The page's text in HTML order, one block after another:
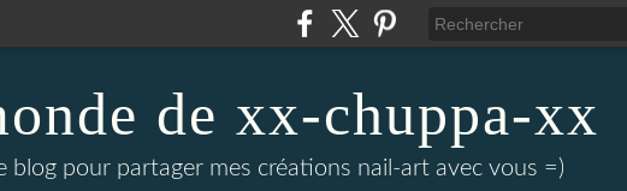
de xx-chuppa-xx
blog pour partager mes créations nail-art avec vous =)